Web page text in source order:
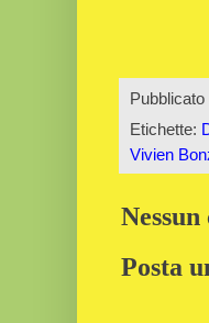
Pubblicato
Etichette:
Vivien
Posta